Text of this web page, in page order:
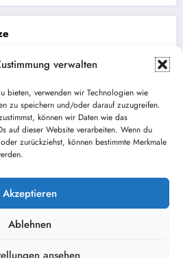
verwalten
bieten, verwenden wir Technologien wie
zu speichern und/oder darauf zuzugreifen.
können wir Daten wie das
auf dieser Website verarbeiten. Wenn du
zurückziehst, können bestimmte Merkmale
Akzeptieren
Ablehnen
ansehen